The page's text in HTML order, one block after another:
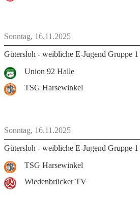
Sonntag, 16.11.2025
Gütersloh - weibliche E-Jugend Gruppe
Union 92 Halle
TSG Harsewinkel
Sonntag, 16.11.2025
Gütersloh - weibliche E-Jugend Gruppe
TSG Harsewinkel
Wiedenbrücker TV